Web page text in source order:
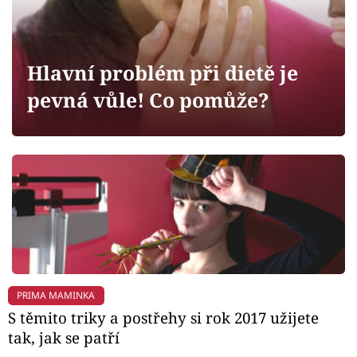
Sledujte prima+
Filmový festival Karlovy Vary
Mámy sobě
Přihlášení
Sledujte nás
Hlavní problém při dietě je
pevná vůle! Co pomůže?
PRIMA MAMINKA
S těmito triky a postřehy si rok 2017 užijete
tak, jak se patří